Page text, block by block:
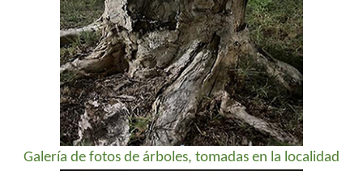
Galería de fotos de árboles, tomadas en la localidad